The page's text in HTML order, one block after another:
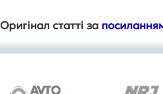
Оригінал статті за